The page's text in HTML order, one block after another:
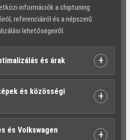
információk a chiptuning
referenciáiról és a népszerű
lehetőségeiről.
és árak +
és közösségi
+
és Volkswagen
+